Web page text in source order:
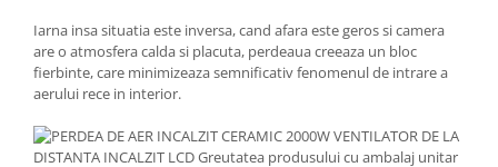
Iarna insa situatia este inversa, cand afara este geros si camera
are o atmosfera calda si placuta, perdeaua creeaza un bloc
fierbinte, care minimizeaza semnificativ fenomenul de intrare a
aerului rece in interior.